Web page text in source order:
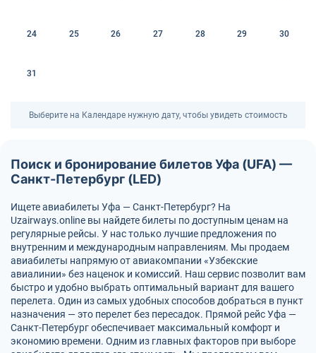
24 25 26 27 28 29 30
31
Выберите на Календаре нужную дату, чтобы увидеть стоимость
Поиск и бронирование билетов Уфа (UFA) —
Санкт-Петербург (LED)
Ищете авиабилеты Уфа — Санкт-Петербург? На
Uzairways.online вы найдете билеты по доступным ценам на
регулярные рейсы. У нас только лучшие предложения по
внутренним и международным направлениям. Мы продаем
авиабилеты напрямую от авиакомпании «Узбекские
авиалинии» без наценок и комиссий. Наш сервис позволит вам
быстро и удобно выбрать оптимальный вариант для вашего
перелета. Один из самых удобных способов добраться в пункт
назначения — это перелет без пересадок. Прямой рейс Уфа —
Санкт-Петербург обеспечивает максимальный комфорт и
экономию времени. Одним из главных факторов при выборе